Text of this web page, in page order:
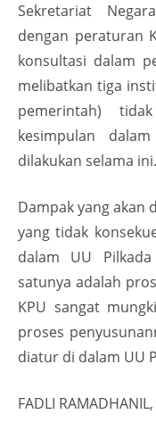
Sekretariat
dengan peraturan
konsultasi dalam
melibatkan tiga
pemerintah)
kesimpulan
dilakukan selama ini.
Dampak yang akan
yang tidak
dalam UU
satunya adalah
KPU sangat
proses
diatur di dalam UU
FADLI RAMADHANIL,